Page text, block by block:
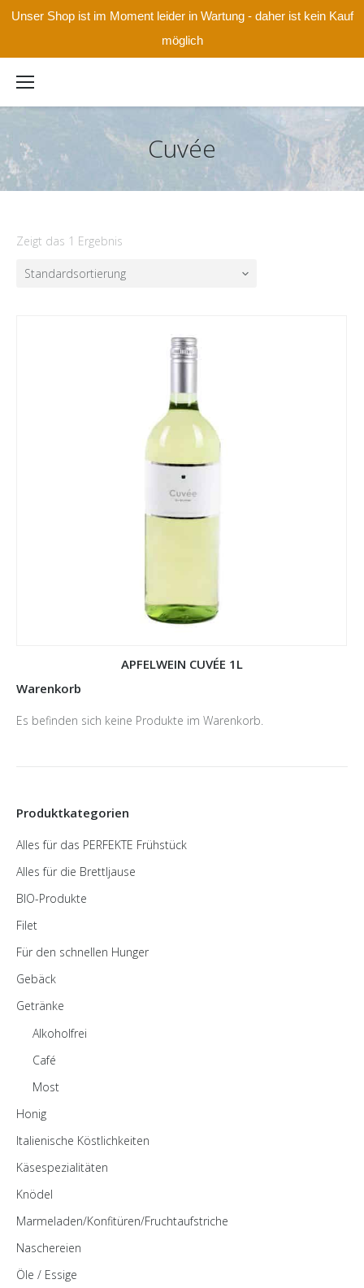
Unser Shop ist im Moment leider in Wartung - daher ist kein Kauf
möglich
Cuvée
Zeigt das 1 Ergebnis
Standardsortierung
APFELWEIN CUVÉE 1L
Warenkorb
Es befinden sich keine Produkte im Warenkorb.
Produktkategorien
Alles für das PERFEKTE Frühstück
Alles für die Brettljause
BIO-Produkte
Filet
Für den schnellen Hunger
Gebäck
Getränke
Alkoholfrei
Café
Most
Honig
Italienische Köstlichkeiten
Käsespezialitäten
Knödel
Marmeladen/Konfitüren/Fruchtaufstriche
Naschereien
Öle / Essige